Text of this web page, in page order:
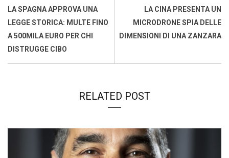
o
o
k
A
p
p
d
I
n
d
s
k
LA SPAGNA APPROVA UNA
LEGGE STORICA: MULTE FINO
A 500MILA EURO PER CHI
DISTRUGGE CIBO
LA CINA PRESENTA UN
MICRODRONE SPIA DELLE
DIMENSIONI DI UNA ZANZARA
RELATED POST